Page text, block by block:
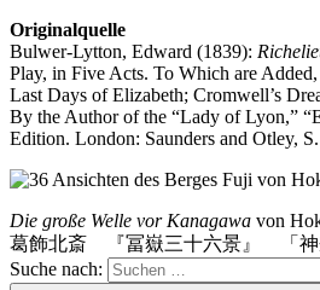
Originalquelle
Bulwer-Lytton, Edward (1839):
Play, in Five Acts. To Which are
Last Days of Elizabeth; Cromwell’s
By the Author of the “Lady of Lyon,”
Edition. London: Saunders and Otley,
Die große Welle vor Kanagawa von
葛飾北斎 『冨嶽三十六景』 「神
Suche nach: